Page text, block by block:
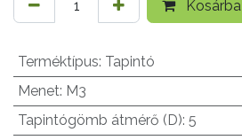
Kosárba
Terméktípus: Tapintó
Menet: M3
Tapintógömb átmérő (D): 5